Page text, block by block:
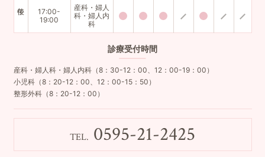
17:00-
19:00
産科・婦人
科・婦人内
科
診療受付時間
産科・婦人科・婦人内科（8：30-12：00、12：00-19：00）
小児科（8：20-12：00、12：00-15：50）
整形外科（8：20-12：00）
TEL. 0595-21-2425